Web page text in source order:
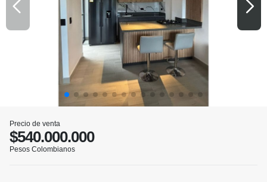
Precio de venta
$540.000.000
Pesos Colombianos